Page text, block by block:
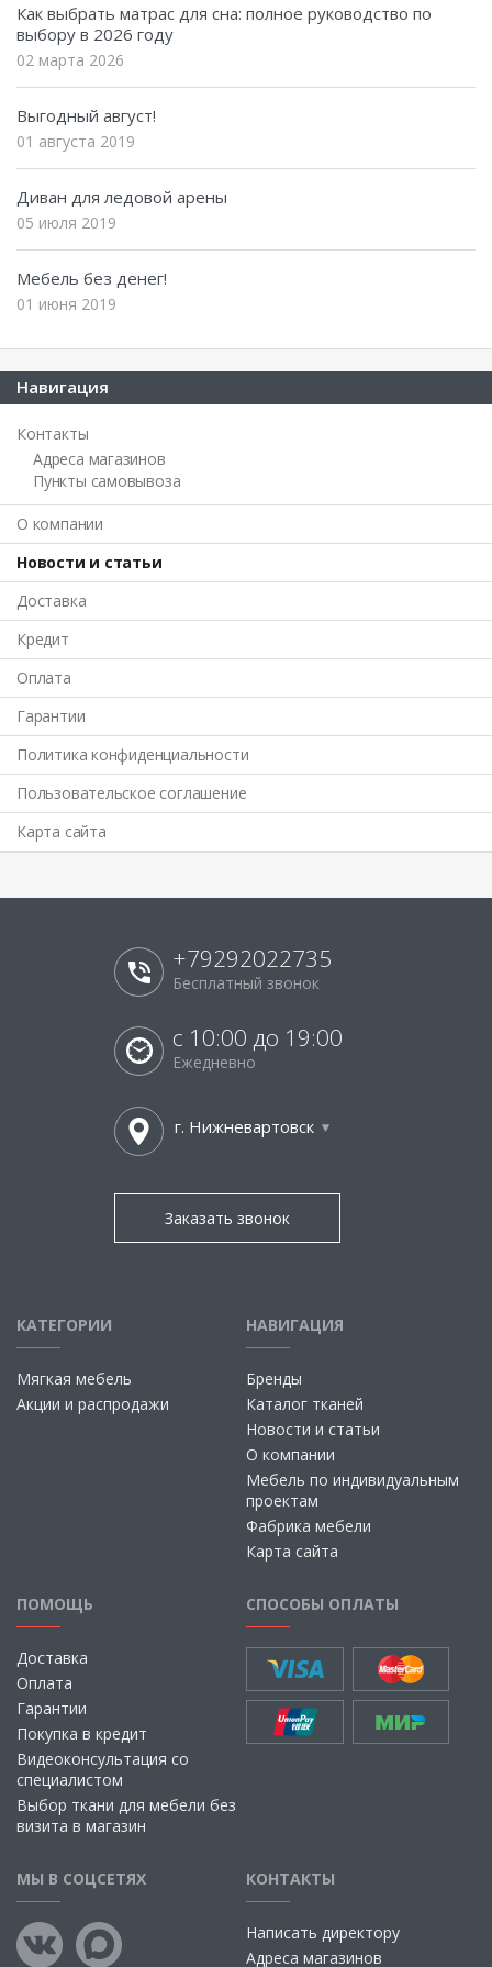
Как выбрать матрас для сна: полное руководство по
выбору в 2026 году
02 марта 2026
Выгодный август!
01 августа 2019
Диван для ледовой арены
05 июля 2019
Мебель без денег!
01 июня 2019
Навигация
Контакты
Адреса магазинов
Пункты самовывоза
О компании
Новости и статьи
Доставка
Кредит
Оплата
Гарантии
Политика конфиденциальности
Пользовательское соглашение
Карта сайта
+79292022735
Бесплатный звонок
с 10:00 до 19:00
Ежедневно
г. Нижневартовск
Заказать звонок
КАТЕГОРИИ
Мягкая мебель
Акции и распродажи
НАВИГАЦИЯ
Бренды
Каталог тканей
Новости и статьи
О компании
Мебель по индивидуальным
проектам
Фабрика мебели
Карта сайта
ПОМОЩЬ
Доставка
Оплата
Гарантии
Покупка в кредит
Видеоконсультация со
специалистом
Выбор ткани для мебели без
визита в магазин
СПОСОБЫ ОПЛАТЫ
МЫ В СОЦСЕТЯХ КОНТАКТЫ
Написать директору
Адреса магазинов